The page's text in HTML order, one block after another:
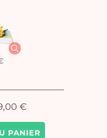
PANIER
€